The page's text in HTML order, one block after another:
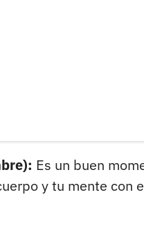
Es un buen
y tu mente con